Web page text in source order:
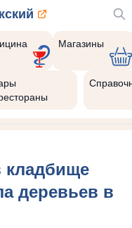
Магазины
кладбище
деревьев в